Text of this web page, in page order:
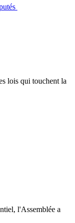
lois qui touchent la
l'Assemblée a